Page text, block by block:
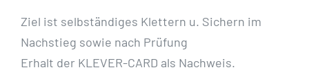
Ziel ist selbständiges Klettern u. Sichern im
Nachstieg sowie nach Prüfung
Erhalt der KLEVER-CARD als Nachweis.